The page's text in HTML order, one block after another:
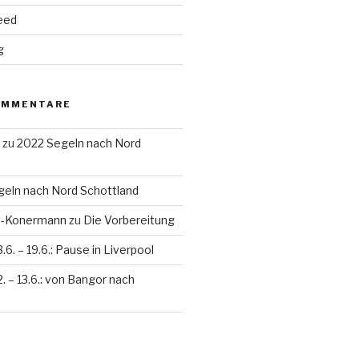
zu 2022 Segeln nach Nord
nach Nord Schottland
Konermann zu Die Vorbereitung
– 19.6.: Pause in Liverpool
– 13.6.: von Bangor nach